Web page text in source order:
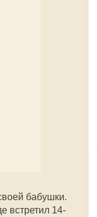
бабушки.
встретил 14-